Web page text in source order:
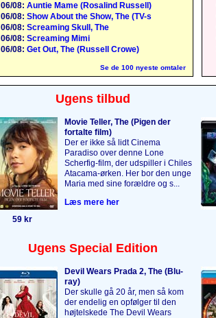
06/08: Auntie Mame (Rosalind Russell)
06/08: Show About the Show, The (TV-s
06/08: Screaming Skull, The
06/08: Screaming Mimi
06/08: Get Out, The (Russell Crowe)
Se de 100 nyeste omtaler
Ugens tilbud
Movie Teller, The (Pigen der
fortalte film)
Der er ikke så lidt Cinema
Paradiso over denne Lone
Scherfig-film, der udspiller i Chiles
Atacama-ørken. Her bor den unge
Maria med sine forældre og s...
Læs mere her
59 kr
Ugens Special Edition
Devil Wears Prada 2, The (Blu-
ray)
Der skulle gå 20 år, men så kom
der endelig en opfølger til den
højtelskede The Devil Wears